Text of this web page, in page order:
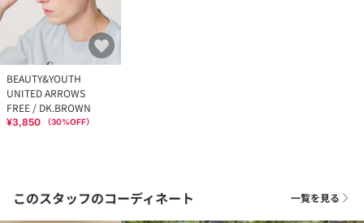
BEAUTY&YOUTH
UNITED ARROWS
FREE / DK.BROWN
¥3,850 （30%OFF）
このスタッフのコーディネート 一覧を見る